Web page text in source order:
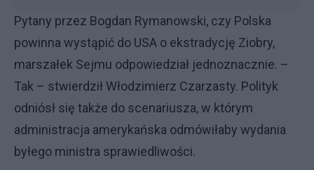
Pytany przez Bogdan Rymanowski, czy Polska
powinna wystąpić do USA o ekstradycję Ziobry,
marszałek Sejmu odpowiedział jednoznacznie. –
Tak – stwierdził Włodzimierz Czarzasty. Polityk
odniósł się także do scenariusza, w którym
administracja amerykańska odmówiłaby wydania
byłego ministra sprawiedliwości.